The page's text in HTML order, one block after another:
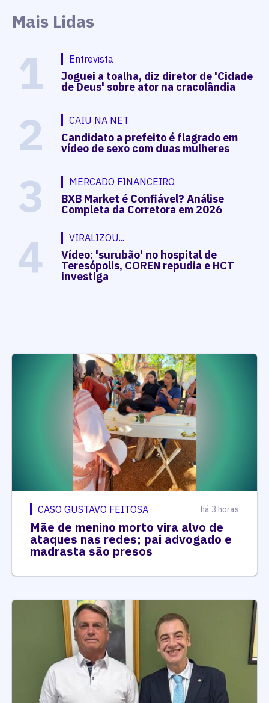
Mais Lidas
1 Entrevista
Joguei a toalha, diz diretor de 'Cidade
de Deus' sobre ator na cracolândia
2 CAIU NA NET
Candidato a prefeito é flagrado em
vídeo de sexo com duas mulheres
3 MERCADO FINANCEIRO
BXB Market é Confiável? Análise
Completa da Corretora em 2026
4 VIRALIZOU...
Vídeo: 'surubão' no hospital de
Teresópolis, COREN repudia e HCT
investiga
CASO GUSTAVO FEITOSA há 3 horas
Mãe de menino morto vira alvo de
ataques nas redes; pai advogado e
madrasta são presos